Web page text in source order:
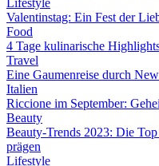
Lifestyle
Valentinstag: Ein Fest der
Food
4 Tage kulinarische
Travel
Eine Gaumenreise durch
Italien
Riccione im September:
Beauty
Beauty-Trends 2023: Die
prägen
Lifestyle